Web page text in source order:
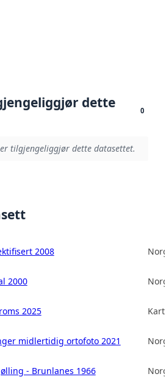
dette
0
tilgjengeliggjør dette datasettet.
2008
2000
2025
midlertidig ortofoto 2021
- Brunlanes 1966